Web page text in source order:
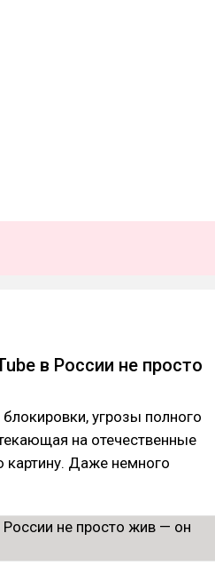
в России не просто
угрозы полного
на отечественные
картину. Даже немного